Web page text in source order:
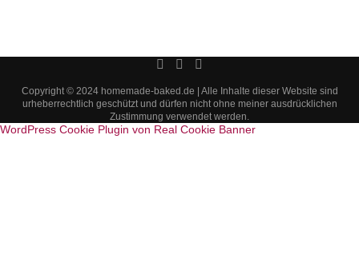
Copyright © 2024 homemade-baked.de | Alle Inhalte dieser Website sind
urheberrechtlich geschützt und dürfen nicht ohne meiner ausdrücklichen
Zustimmung verwendet werden.
WordPress Cookie Plugin von Real Cookie Banner